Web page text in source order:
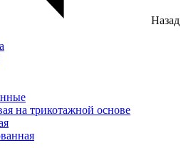
Назад
на трикотажной основе